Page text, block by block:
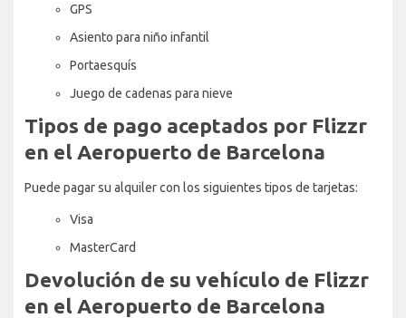
GPS
Asiento para niño infantil
Portaesquís
Juego de cadenas para nieve
Tipos de pago aceptados por Flizzr
en el Aeropuerto de Barcelona
Puede pagar su alquiler con los siguientes tipos de tarjetas:
Visa
MasterCard
Devolución de su vehículo de Flizzr
en el Aeropuerto de Barcelona